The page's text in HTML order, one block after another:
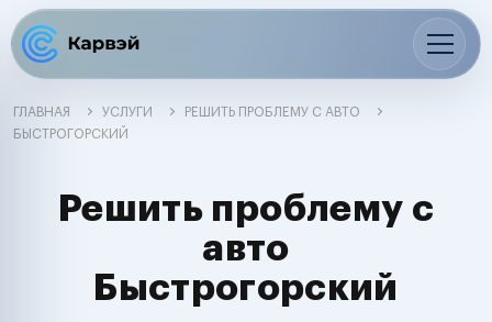
ГЛАВНАЯ УСЛУГИ
РЕШИТЬ ПРОБЛЕМУ С АВТО
БЫСТРОГОРСКИЙ
Решить проблему с
авто
Быстрогорский